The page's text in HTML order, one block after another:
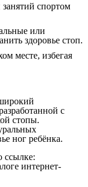
спортом
или
здоровье стоп.
месте, избегая
с
стопы.
ног ребёнка.
ссылке:
интернет-